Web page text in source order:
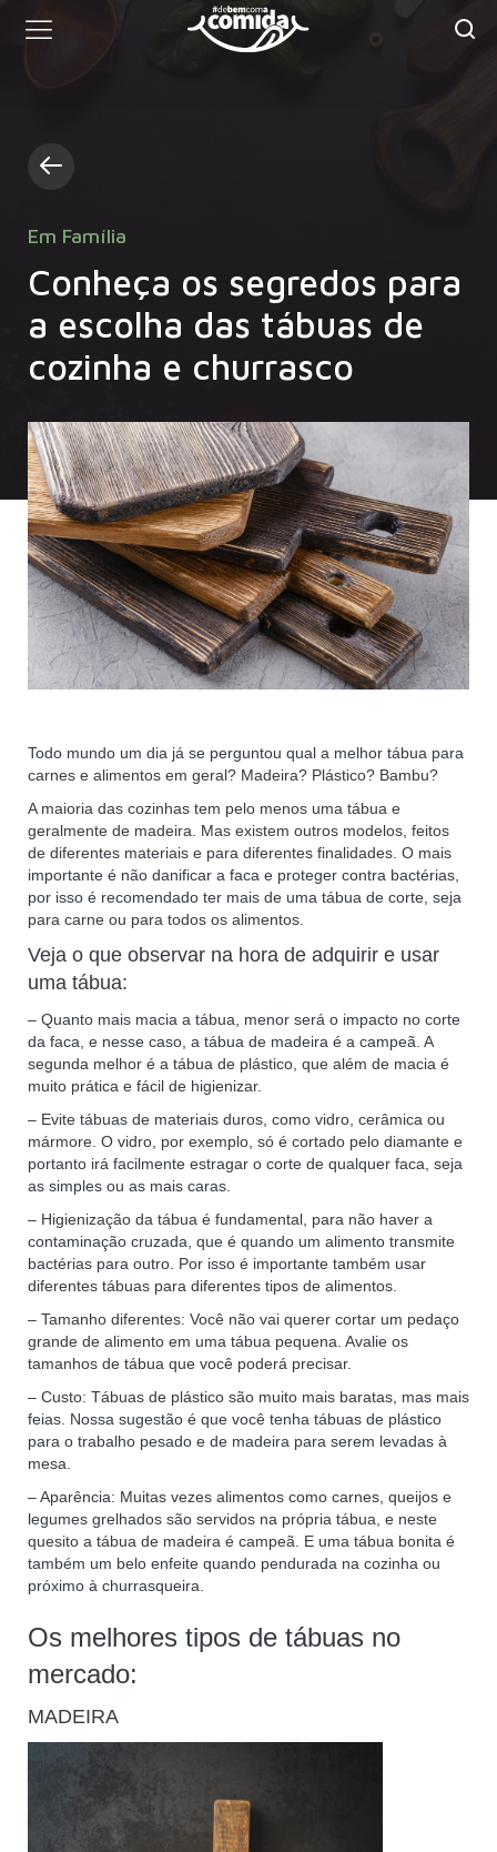
Em Família
Conheça os segredos para
a escolha das tábuas de
cozinha e churrasco
Todo mundo um dia já se perguntou qual a melhor tábua para
carnes e alimentos em geral? Madeira? Plástico? Bambu?
A maioria das cozinhas tem pelo menos uma tábua e
geralmente de madeira. Mas existem outros modelos, feitos
de diferentes materiais e para diferentes finalidades. O mais
importante é não danificar a faca e proteger contra bactérias,
por isso é recomendado ter mais de uma tábua de corte, seja
para carne ou para todos os alimentos.
Veja o que observar na hora de adquirir e usar
uma tábua:
– Quanto mais macia a tábua, menor será o impacto no corte
da faca, e nesse caso, a tábua de madeira é a campeã. A
segunda melhor é a tábua de plástico, que além de macia é
muito prática e fácil de higienizar.
– Evite tábuas de materiais duros, como vidro, cerâmica ou
mármore. O vidro, por exemplo, só é cortado pelo diamante e
portanto irá facilmente estragar o corte de qualquer faca, seja
as simples ou as mais caras.
– Higienização da tábua é fundamental, para não haver a
contaminação cruzada, que é quando um alimento transmite
bactérias para outro. Por isso é importante também usar
diferentes tábuas para diferentes tipos de alimentos.
– Tamanho diferentes: Você não vai querer cortar um pedaço
grande de alimento em uma tábua pequena. Avalie os
tamanhos de tábua que você poderá precisar.
– Custo: Tábuas de plástico são muito mais baratas, mas mais
feias. Nossa sugestão é que você tenha tábuas de plástico
para o trabalho pesado e de madeira para serem levadas à
mesa.
– Aparência: Muitas vezes alimentos como carnes, queijos e
legumes grelhados são servidos na própria tábua, e neste
quesito a tábua de madeira é campeã. E uma tábua bonita é
também um belo enfeite quando pendurada na cozinha ou
próximo à churrasqueira.
Os melhores tipos de tábuas no
mercado:
MADEIRA